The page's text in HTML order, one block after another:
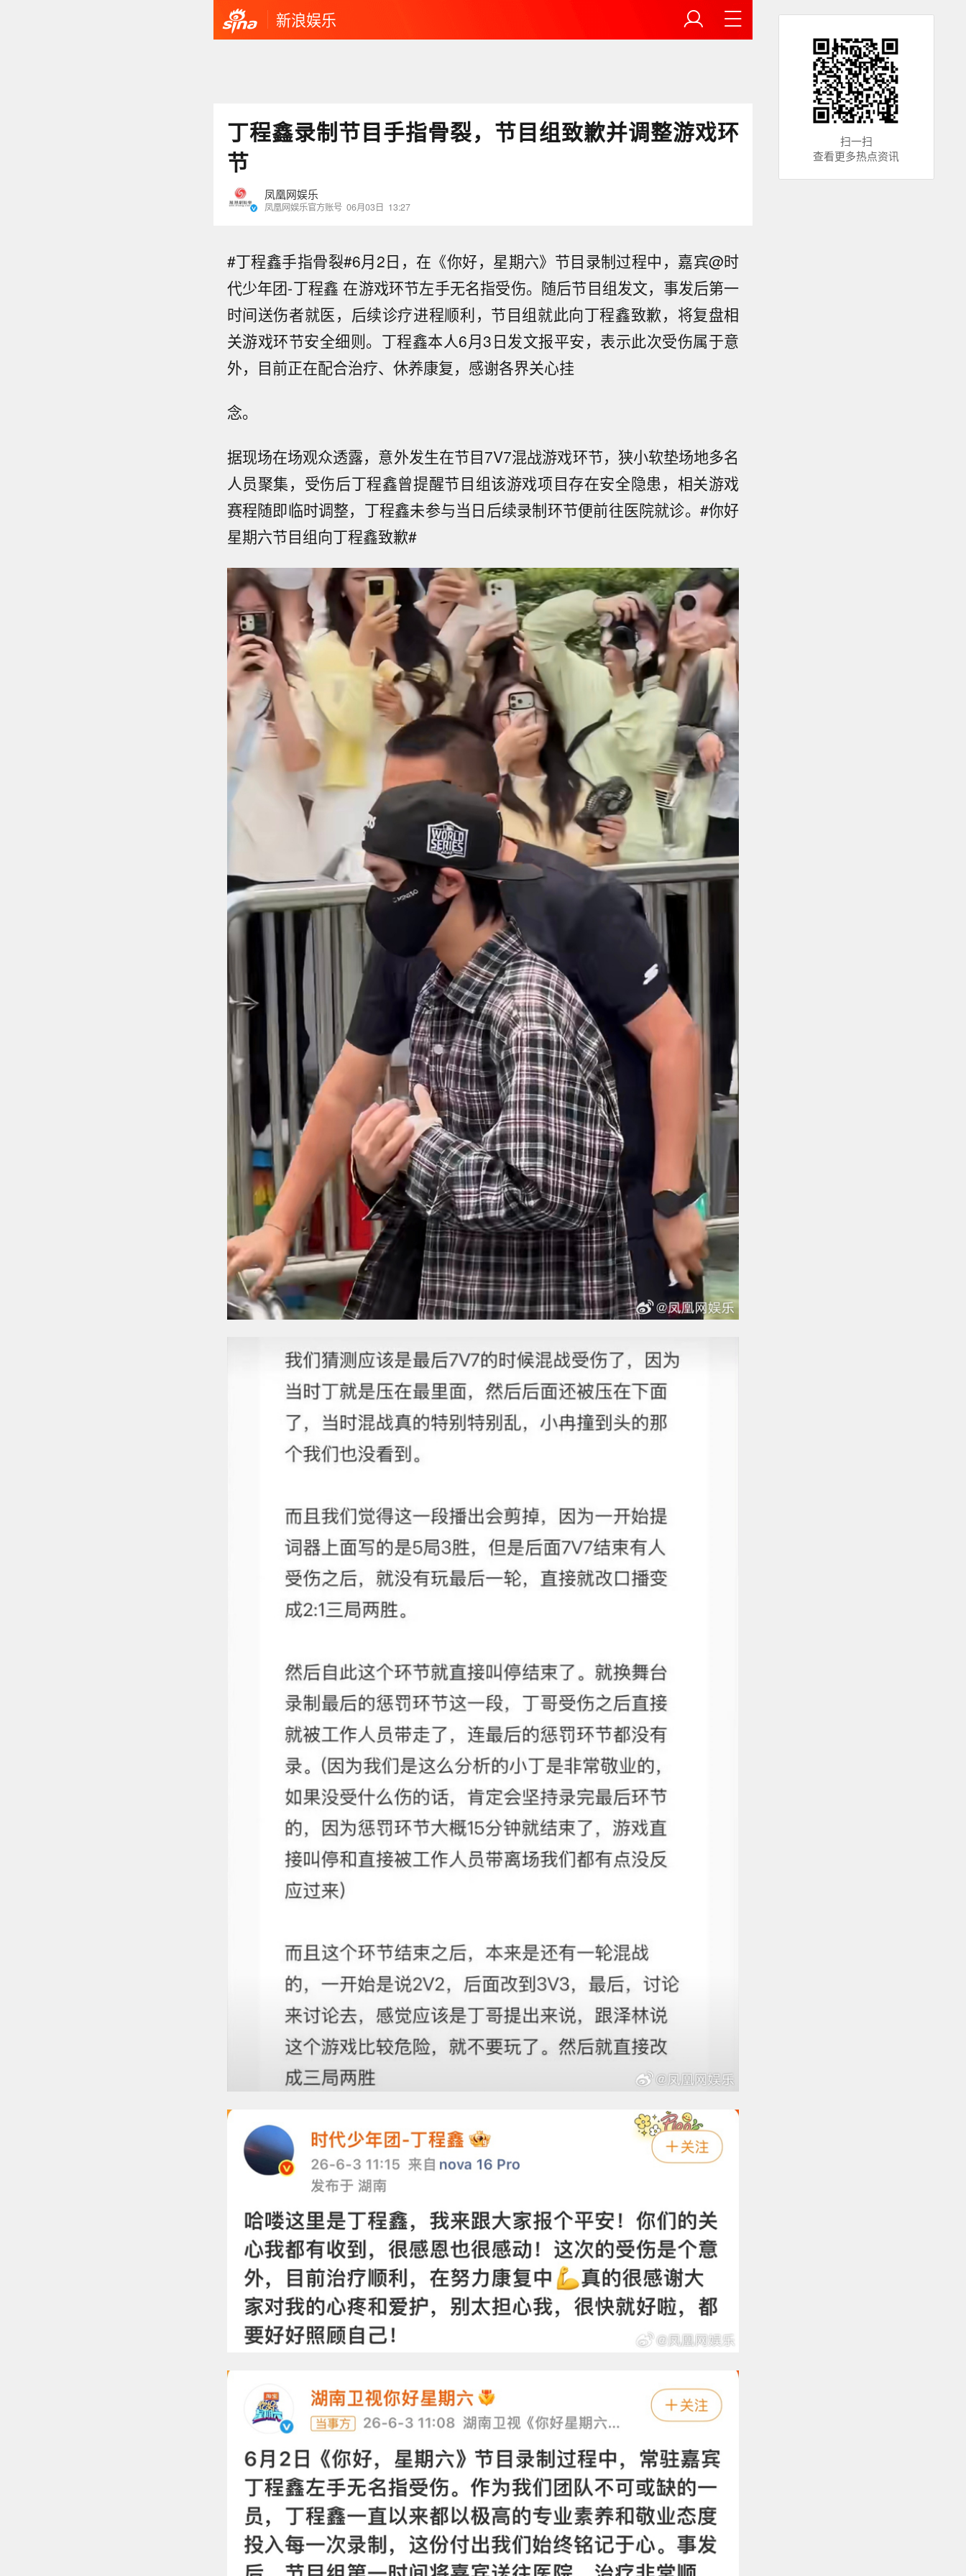
新浪娱乐
丁程鑫录制节目手指骨裂，节目组致歉并调整游戏环
节
凤凰网娱乐
凤凰网娱乐官方账号 06月03日 13:27
#丁程鑫手指骨裂#6月2日，在《你好，星期六》节目录制过程中，嘉宾@时
代少年团-丁程鑫 在游戏环节左手无名指受伤。随后节目组发文，事发后第一
时间送伤者就医，后续诊疗进程顺利，节目组就此向丁程鑫致歉，将复盘相
关游戏环节安全细则。丁程鑫本人6月3日发文报平安，表示此次受伤属于意
外，目前正在配合治疗、休养康复，感谢各界关心挂
念。
据现场在场观众透露，意外发生在节目7V7混战游戏环节，狭小软垫场地多名
人员聚集，受伤后丁程鑫曾提醒节目组该游戏项目存在安全隐患，相关游戏
赛程随即临时调整，丁程鑫未参与当日后续录制环节便前往医院就诊。#你好
星期六节目组向丁程鑫致歉#
扫一扫
查看更多热点资讯